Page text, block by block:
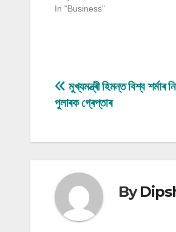
In "Business"
Post
navigation
মুখ্যমন্ত্ৰী হিমন্ত বিশ্ব
পুলাৰক গ্ৰেপ্তাৰ
By